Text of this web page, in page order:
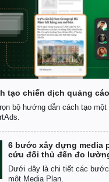
Thị trường
Giá vàng
Tiêu dùng
Chứng
Giá cà phê
tạo chiến dịch quảng
bộ hướng dẫn cách tạo một
6 bước xây dựng media
cứu đối thủ đến đo
Dưới đây là chi tiết các
một Media Plan.